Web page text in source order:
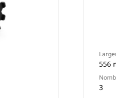
556
3